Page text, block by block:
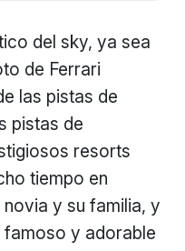
del sky, ya sea
de Ferrari
las pistas de
pistas de
resorts
tiempo en
y su familia, y
y adorable